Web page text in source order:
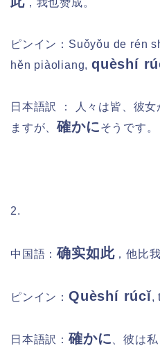
，我也赞成。
ピンイン： Suǒyǒu de rén
hěn piàoliang,quèshí
日本語訳 ： 人々は皆、彼
ますが、確かにそうです。
2.
中国語：确实如此，他比
ピンイン： Quèshí rúcǐ,
日本語訳： 確かに 、彼は